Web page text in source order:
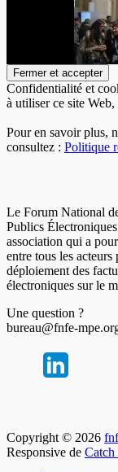
Confidentialité et
à utiliser ce site
Pour en savoir plus,
consultez : Politique
Le Forum National
Publics
association qui a
entre tous les
déploiement des
électroniques sur le
Une question ?
bureau@fnfe-
Copyright © 2026
Responsive de Catch